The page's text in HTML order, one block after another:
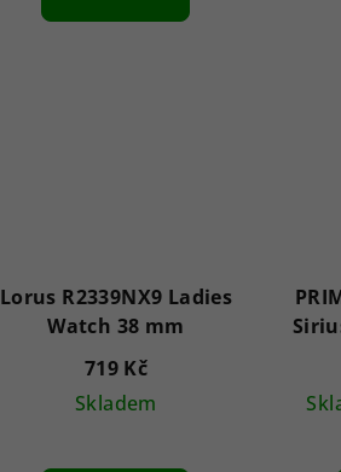
Lorus R2339NX9 Ladies
Watch 38 mm
719 Kč
Skladem